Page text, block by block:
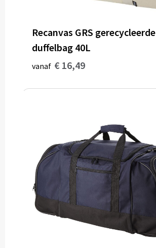
Recanvas GRS gerecycleerde
duffelbag 40L
vanaf € 16,49